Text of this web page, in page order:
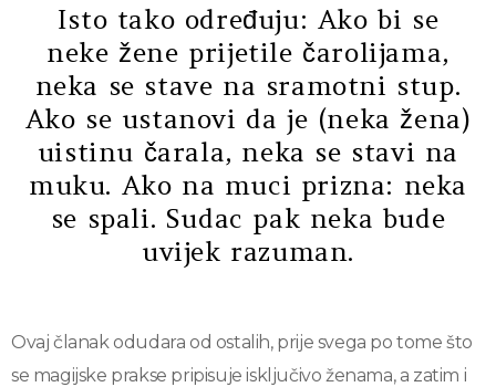
Isto tako određuju: Ako bi se
neke žene prijetile čarolijama,
neka se stave na sramotni stup.
Ako se ustanovi da je (neka žena)
uistinu čarala, neka se stavi na
muku. Ako na muci prizna: neka
se spali. Sudac pak neka bude
uvijek razuman.
Ovaj članak odudara od ostalih, prije svega po tome što
se magijske prakse pripisuje isključivo ženama, a zatim i